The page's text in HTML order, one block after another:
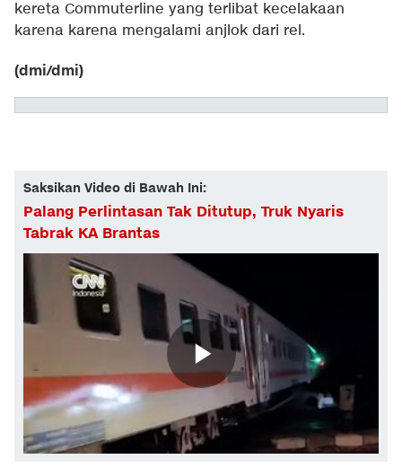
kereta Commuterline yang terlibat kecelakaan
karena karena mengalami anjlok dari rel.
(dmi/dmi)
Saksikan Video di Bawah Ini:
Palang Perlintasan Tak Ditutup, Truk Nyaris
Tabrak KA Brantas